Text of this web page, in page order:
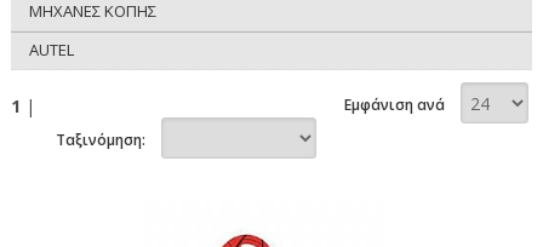
ΜΗΧΑΝΕΣ ΚΟΠΗΣ
AUTEL
1 |
Εμφάνιση ανά
Ταξινόμηση: